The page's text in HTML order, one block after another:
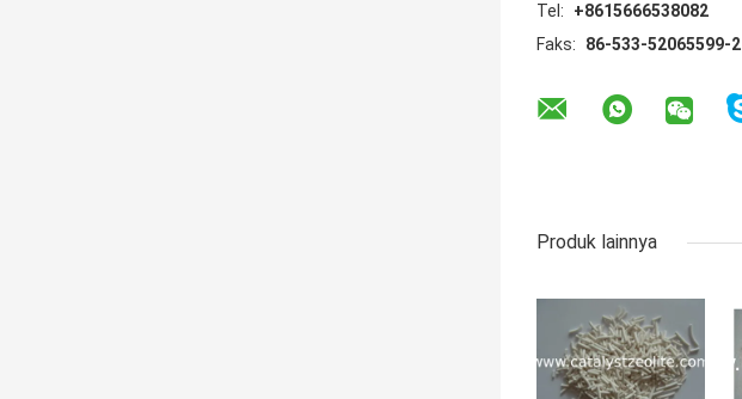
Tel:
+8615666538082
Faks:
86-533-52065599-2
Produk lainnya